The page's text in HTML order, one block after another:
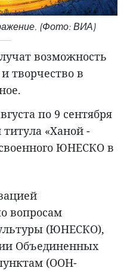
(Фото: ВИА)
возможность
творчество в
по 9 сентября
«Ханой -
ЮНЕСКО в
вопросам
(ЮНЕСКО),
Объединенных
(ООН-